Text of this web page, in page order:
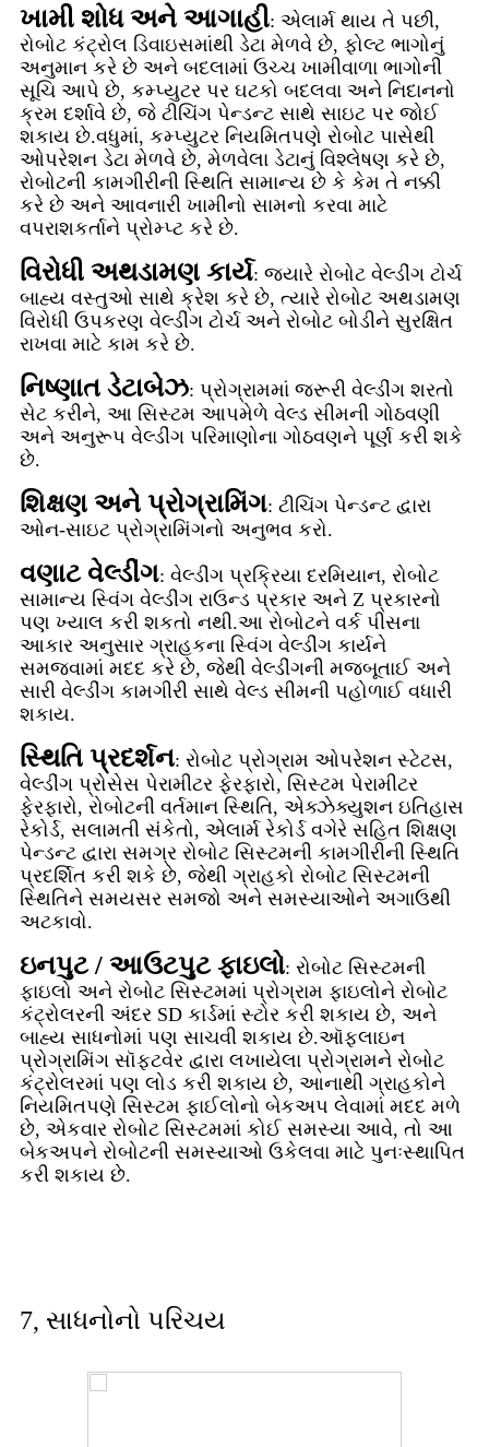
ખામી શોધ અને આગાહી: એલાર્મ થાય તે પછી,
રોબોટ કંટ્રોલ ડિવાઇસમાંથી ડેટા મેળવે છે, ફોલ્ટ ભાગોનું
અનુમાન કરે છે અને બદલામાં ઉચ્ચ ખામીવાળા ભાગોની
સૂચિ આપે છે, કમ્પ્યુટર પર ઘટકો બદલવા અને નિદાનનો
ક્રમ દર્શાવે છે, જે ટીચિંગ પેન્ડન્ટ સાથે સાઇટ પર જોઈ
શકાય છે.વધુમાં, કમ્પ્યુટર નિયમિતપણે રોબોટ પાસેથી
ઓપરેશન ડેટા મેળવે છે, મેળવેલા ડેટાનું વિશ્લેષણ કરે છે,
રોબોટની કામગીરીની સ્થિતિ સામાન્ય છે કે કેમ તે નક્કી
કરે છે અને આવનારી ખામીનો સામનો કરવા માટે
વપરાશકર્તાને પ્રોમ્પ્ટ કરે છે.
વિરોધી અથડામણ કાર્ય: જ્યારે રોબોટ વેલ્ડીંગ ટોર્ચ
બાહ્ય વસ્તુઓ સાથે ક્રેશ કરે છે, ત્યારે રોબોટ અથડામણ
વિરોધી ઉપકરણ વેલ્ડીંગ ટોર્ચ અને રોબોટ બોડીને સુરક્ષિત
રાખવા માટે કામ કરે છે.
નિષ્ણાત ડેટાબેઝ: પ્રોગ્રામમાં જરૂરી વેલ્ડીંગ શરતો
સેટ કરીને, આ સિસ્ટમ આપમેળે વેલ્ડ સીમની ગોઠવણી
અને અનુરૂપ વેલ્ડીંગ પરિમાણોના ગોઠવણને પૂર્ણ કરી શકે
છે.
શિક્ષણ અને પ્રોગ્રામિંગ: ટીચિંગ પેન્ડન્ટ દ્વારા
ઓન-સાઇટ પ્રોગ્રામિંગનો અનુભવ કરો.
વણાટ વેલ્ડીંગ: વેલ્ડીંગ પ્રક્રિયા દરમિયાન, રોબોટ
સામાન્ય સ્વિંગ વેલ્ડીંગ રાઉન્ડ પ્રકાર અને Z પ્રકારનો
પણ ખ્યાલ કરી શકતો નથી.આ રોબોટને વર્ક પીસના
આકાર અનુસાર ગ્રાહકના સ્વિંગ વેલ્ડીંગ કાર્યને
સમજવામાં મદદ કરે છે, જેથી વેલ્ડીંગની મજબૂતાઈ અને
સારી વેલ્ડીંગ કામગીરી સાથે વેલ્ડ સીમની પહોળાઈ વધારી
શકાય.
સ્થિતિ પ્રદર્શન: રોબોટ પ્રોગ્રામ ઓપરેશન સ્ટેટસ,
વેલ્ડીંગ પ્રોસેસ પેરામીટર ફેરફારો, સિસ્ટમ પેરામીટર
ફેરફારો, રોબોટની વર્તમાન સ્થિતિ, એક્ઝેક્યુશન ઇતિહાસ
રેકોર્ડ, સલામતી સંકેતો, એલાર્મ રેકોર્ડ વગેરે સહિત શિક્ષણ
પેન્ડન્ટ દ્વારા સમગ્ર રોબોટ સિસ્ટમની કામગીરીની સ્થિતિ
પ્રદર્શિત કરી શકે છે, જેથી ગ્રાહકો રોબોટ સિસ્ટમની
સ્થિતિને સમયસર સમજો અને સમસ્યાઓને અગાઉથી
અટકાવો.
ઇનપુટ / આઉટપુટ ફાઇલો: રોબોટ સિસ્ટમની
ફાઇલો અને રોબોટ સિસ્ટમમાં પ્રોગ્રામ ફાઇલોને રોબોટ
કંટ્રોલરની અંદર SD કાર્ડમાં સ્ટોર કરી શકાય છે, અને
બાહ્ય સાધનોમાં પણ સાચવી શકાય છે.ઑફલાઇન
પ્રોગ્રામિંગ સૉફ્ટવેર દ્વારા લખાયેલા પ્રોગ્રામને રોબોટ
કંટ્રોલરમાં પણ લોડ કરી શકાય છે, આનાથી ગ્રાહકોને
નિયમિતપણે સિસ્ટમ ફાઈલોનો બેકઅપ લેવામાં મદદ મળે
છે, એકવાર રોબોટ સિસ્ટમમાં કોઈ સમસ્યા આવે, તો આ
બેકઅપને રોબોટની સમસ્યાઓ ઉકેલવા માટે પુનઃસ્થાપિત
કરી શકાય છે.
7, સાધનોનો પરિચય